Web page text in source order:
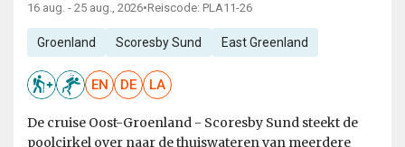
16 aug. - 25 aug., 2026•Reiscode: PLA11-26
Groenland Scoresby Sund East Greenland
EN DE LA
De cruise Oost-Groenland - Scoresby Sund steekt de
poolcirkel over naar de thuiswateren van meerdere